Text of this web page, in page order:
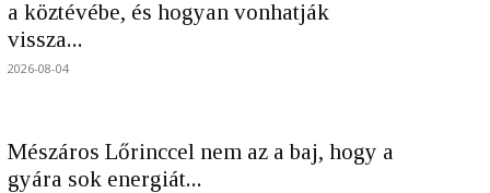
a köztévébe, és hogyan vonhatják
vissza...
2026-08-04
Mészáros Lőrinccel nem az a baj, hogy a
gyára sok energiát...